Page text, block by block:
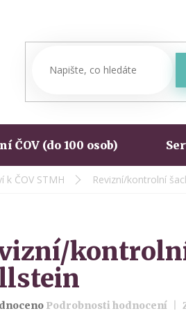
ČOV (do 100 osob)
k ČOV STMH Revizní/kontrolní
Podrobnosti hodnocení